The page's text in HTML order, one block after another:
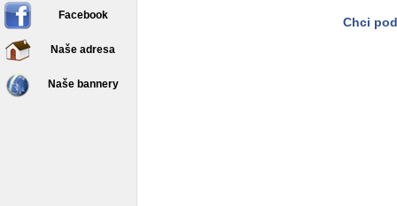
Facebook
Naše adresa
Naše bannery
Chci